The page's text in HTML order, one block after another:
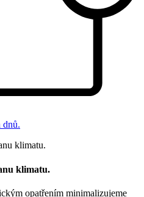
dnů.
klimatu.
opatřením minimalizujeme